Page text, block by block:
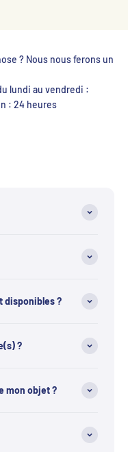
? Nous nous ferons un
lundi au vendredi :
: 24 heures
disponibles ?
?
mon objet ?